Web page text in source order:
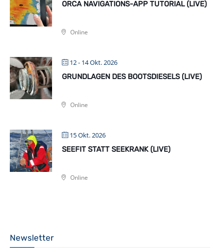
ORCA NAVIGATIONS-APP TUTORIAL (LIVE)
Online
12 - 14 Okt. 2026
GRUNDLAGEN DES BOOTSDIESELS (LIVE)
Online
15 Okt. 2026
SEEFIT STATT SEEKRANK (LIVE)
Online
Newsletter